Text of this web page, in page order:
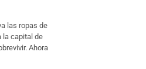
las ropas de
la capital de
Ahora